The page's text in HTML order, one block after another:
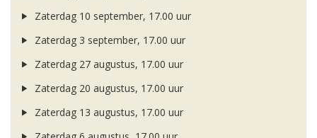
Zaterdag 10 september, 17.00 uur
Zaterdag 3 september, 17.00 uur
Zaterdag 27 augustus, 17.00 uur
Zaterdag 20 augustus, 17.00 uur
Zaterdag 13 augustus, 17.00 uur